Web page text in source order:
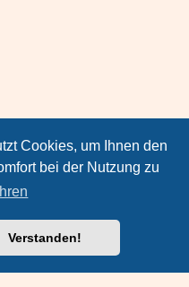
Cookies, um Ihnen den
bei der Nutzung zu
Verstanden!